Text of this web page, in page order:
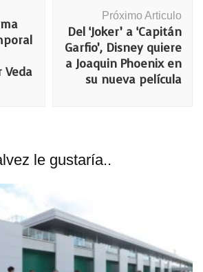
Veda
Próximo Articulo
Del ‘Joker’ a ‘Capitán
Garfio’, Disney quiere
a Joaquin Phoenix en
su nueva película
le gustaría..